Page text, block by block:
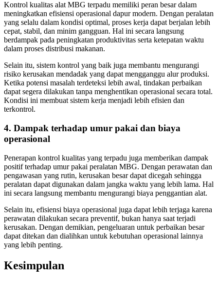
Kontrol kualitas alat MBG terpadu memiliki peran besar dalam
meningkatkan efisiensi operasional dapur modern. Dengan peralatan
yang selalu dalam kondisi optimal, proses kerja dapat berjalan lebih
cepat, stabil, dan minim gangguan. Hal ini secara langsung
berdampak pada peningkatan produktivitas serta ketepatan waktu
dalam proses distribusi makanan.
Selain itu, sistem kontrol yang baik juga membantu mengurangi
risiko kerusakan mendadak yang dapat mengganggu alur produksi.
Ketika potensi masalah terdeteksi lebih awal, tindakan perbaikan
dapat segera dilakukan tanpa menghentikan operasional secara total.
Kondisi ini membuat sistem kerja menjadi lebih efisien dan
terkontrol.
4. Dampak terhadap umur pakai dan biaya
operasional
Penerapan kontrol kualitas yang terpadu juga memberikan dampak
positif terhadap umur pakai peralatan MBG. Dengan perawatan dan
pengawasan yang rutin, kerusakan besar dapat dicegah sehingga
peralatan dapat digunakan dalam jangka waktu yang lebih lama. Hal
ini secara langsung membantu mengurangi biaya penggantian alat.
Selain itu, efisiensi biaya operasional juga dapat lebih terjaga karena
perawatan dilakukan secara preventif, bukan hanya saat terjadi
kerusakan. Dengan demikian, pengeluaran untuk perbaikan besar
dapat ditekan dan dialihkan untuk kebutuhan operasional lainnya
yang lebih penting.
Kesimpulan